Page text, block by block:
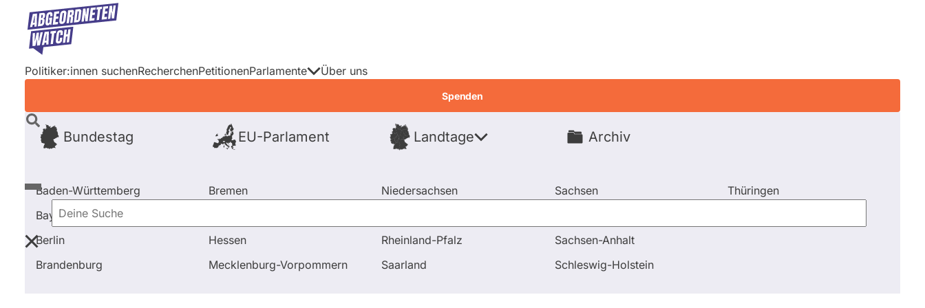
Direkt
Inhalt
Politiker:innen suchenRecherchenPetitionenParlamente
Bundestag EU-Parlament Landtage
Baden-Württemberg
Bayern
Berlin
Brandenburg
Bremen
Hessen
Mecklenburg-Vorpommern
Niedersachsen
Rheinland-Pfalz
Saarland
Sachsen
Sachsen-Anhalt
Schleswig-Holstein
Thüringen
Archiv
Über uns
Spenden
Deine
Suche
Startseite Frage stellen Ulrike Müller